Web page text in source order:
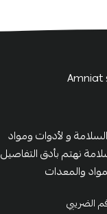
و لأدوات ومواد
نهتم بأدق التفاصيل
والمعدات
الضريبي